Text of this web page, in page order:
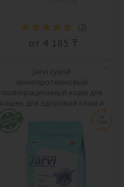
( 7)
от 4 185 ₸
Jarvi сухой
монопротеиновый
полнорационный корм для
кошек для здоровой кожи и